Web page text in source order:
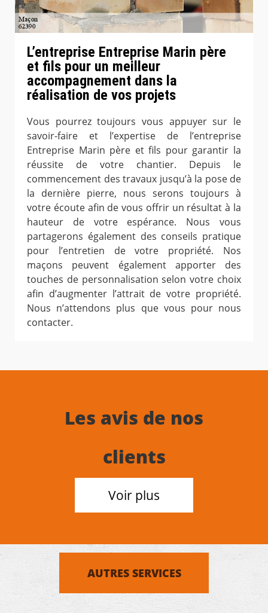
L’entreprise Entreprise Marin père
et fils pour un meilleur
accompagnement dans la
réalisation de vos projets
Vous pourrez toujours vous appuyer sur le
savoir-faire et l’expertise de l’entreprise
Entreprise Marin père et fils pour garantir la
réussite de votre chantier. Depuis le
commencement des travaux jusqu’à la pose de
la dernière pierre, nous serons toujours à
votre écoute afin de vous offrir un résultat à la
hauteur de votre espérance. Nous vous
partagerons également des conseils pratique
pour l’entretien de votre propriété. Nos
maçons peuvent également apporter des
touches de personnalisation selon votre choix
afin d’augmenter l’attrait de votre propriété.
Nous n’attendons plus que vous pour nous
contacter.
Les avis de nos
clients
Voir plus
AUTRES SERVICES